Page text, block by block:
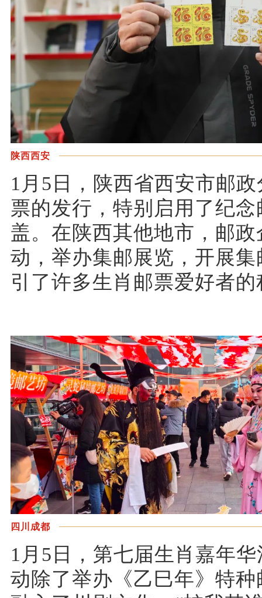
陕西西安
1月5日，陕西省西安市邮
票的发行，特别启用了纪
盖。在陕西其他地市，邮
动，举办集邮展览，开展
引了许多生肖邮票爱好者
四川成都
1月5日，第七届生肖嘉年
动除了举办《乙巳年》特